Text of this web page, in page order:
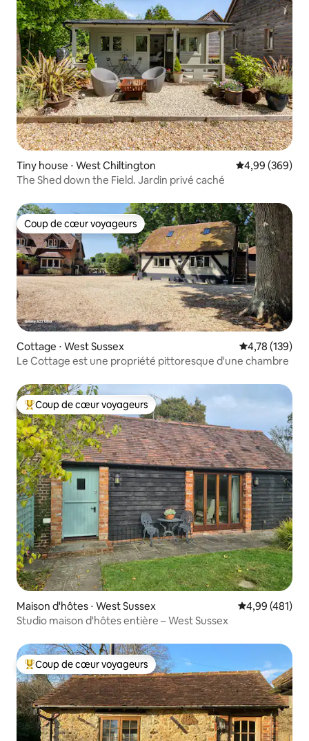
Tiny house ⋅ West Chiltington Évaluation
4,99 (369)
The Shed down the Field. Jardin privé caché
Coup de cœur voyageurs
Coup de cœur voyageurs
Cottage ⋅ West Sussex Évaluation
4,78 (139)
Le Cottage est une propriété pittoresque d'une chambre
Coups de cœur voyageurs les plus appréciés
Coup de cœur voyageurs
Maison d'hôtes ⋅ West Sussex Évaluation
4,99 (481)
Studio maison d'hôtes entière – West Sussex
Coups de cœur voyageurs les plus appréciés
Coup de cœur voyageurs